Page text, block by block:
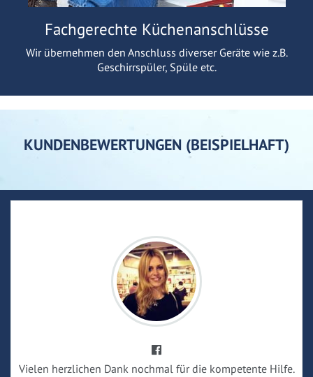
Fachgerechte Küchenanschlüsse
Wir übernehmen den Anschluss diverser Geräte wie z.B.
Geschirrspüler, Spüle etc.
KUNDENBEWERTUNGEN (BEISPIELHAFT)
Vielen herzlichen Dank nochmal für die kompetente Hilfe.